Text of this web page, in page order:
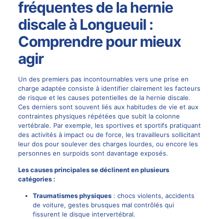
fréquentes de la hernie
discale à Longueuil :
Comprendre pour mieux
agir
Un des premiers pas incontournables vers une prise en
charge adaptée consiste à identifier clairement les facteurs
de risque et les causes potentielles de la hernie discale.
Ces derniers sont souvent liés aux habitudes de vie et aux
contraintes physiques répétées que subit la colonne
vertébrale. Par exemple, les sportives et sportifs pratiquant
des activités à impact ou de force, les travailleurs sollicitant
leur dos pour soulever des charges lourdes, ou encore les
personnes en surpoids sont davantage exposés.
Les causes principales se déclinent en plusieurs
catégories :
Traumatismes physiques: chocs violents, accidents
de voiture, gestes brusques mal contrôlés qui
fissurent le disque intervertébral.